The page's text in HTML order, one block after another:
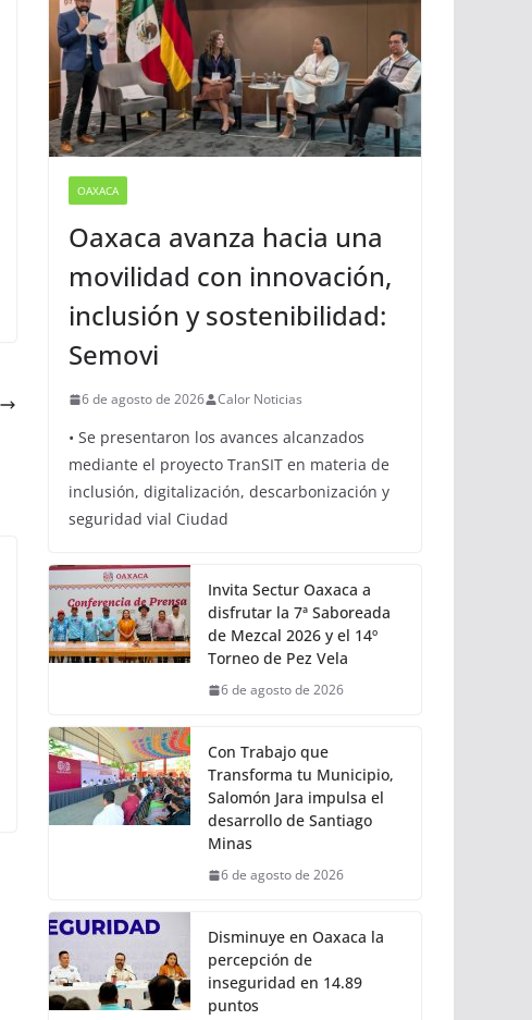
OAXACA
Oaxaca avanza hacia una
movilidad con innovación,
inclusión y sostenibilidad:
Semovi
6 de agosto de 2026 Calor Noticias
• Se presentaron los avances alcanzados
mediante el proyecto TranSIT en materia de
inclusión, digitalización, descarbonización y
seguridad vial Ciudad
Invita Sectur Oaxaca a
disfrutar la 7ª Saboreada
de Mezcal 2026 y el 14º
Torneo de Pez Vela
6 de agosto de 2026
Con Trabajo que
Transforma tu Municipio,
Salomón Jara impulsa el
desarrollo de Santiago
Minas
6 de agosto de 2026
Disminuye en Oaxaca la
percepción de
inseguridad en 14.89
puntos